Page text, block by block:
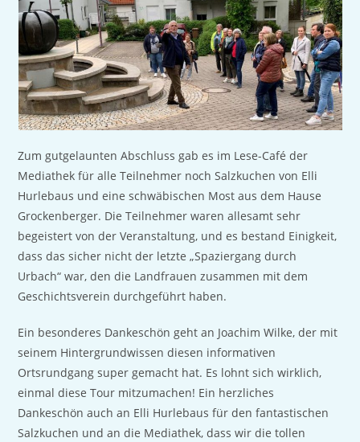
Zum gutgelaunten Abschluss gab es im Lese-Café der
Mediathek für alle Teilnehmer noch Salzkuchen von Elli
Hurlebaus und eine schwäbischen Most aus dem Hause
Grockenberger. Die Teilnehmer waren allesamt sehr
begeistert von der Veranstaltung, und es bestand Einigkeit,
dass das sicher nicht der letzte „Spaziergang durch
Urbach“ war, den die Landfrauen zusammen mit dem
Geschichtsverein durchgeführt haben.
Ein besonderes Dankeschön geht an Joachim Wilke, der mit
seinem Hintergrundwissen diesen informativen
Ortsrundgang super gemacht hat. Es lohnt sich wirklich,
einmal diese Tour mitzumachen! Ein herzliches
Dankeschön auch an Elli Hurlebaus für den fantastischen
Salzkuchen und an die Mediathek, dass wir die tollen